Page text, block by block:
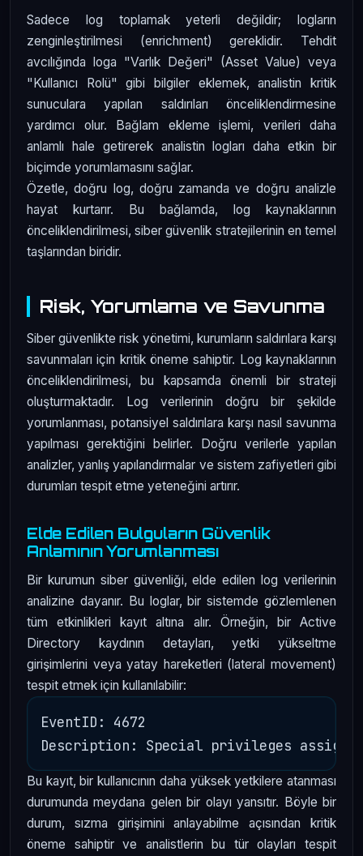
Sadece log toplamak yeterli değildir; logların
zenginleştirilmesi (enrichment) gereklidir. Tehdit
avcılığında loga "Varlık Değeri" (Asset Value) veya
"Kullanıcı Rolü" gibi bilgiler eklemek, analistin kritik
sunuculara yapılan saldırıları önceliklendirmesine
yardımcı olur. Bağlam ekleme işlemi, verileri daha
anlamlı hale getirerek analistin logları daha etkin bir
biçimde yorumlamasını sağlar.
Özetle, doğru log, doğru zamanda ve doğru analizle
hayat kurtarır. Bu bağlamda, log kaynaklarının
önceliklendirilmesi, siber güvenlik stratejilerinin en temel
taşlarından biridir.
Risk, Yorumlama ve Savunma
Siber güvenlikte risk yönetimi, kurumların saldırılara karşı
savunmaları için kritik öneme sahiptir. Log kaynaklarının
önceliklendirilmesi, bu kapsamda önemli bir strateji
oluşturmaktadır. Log verilerinin doğru bir şekilde
yorumlanması, potansiyel saldırılara karşı nasıl savunma
yapılması gerektiğini belirler. Doğru verilerle yapılan
analizler, yanlış yapılandırmalar ve sistem zafiyetleri gibi
durumları tespit etme yeteneğini artırır.
Elde Edilen Bulguların Güvenlik
Anlamının Yorumlanması
Bir kurumun siber güvenliği, elde edilen log verilerinin
analizine dayanır. Bu loglar, bir sistemde gözlemlenen
tüm etkinlikleri kayıt altına alır. Örneğin, bir Active
Directory kaydının detayları, yetki yükseltme
girişimlerini veya yatay hareketleri (lateral movement)
tespit etmek için kullanılabilir:
EventID: 4672
Bu kayıt, bir kullanıcının daha yüksek yetkilere atanması
durumunda meydana gelen bir olayı yansıtır. Böyle bir
durum, sızma girişimini anlayabilme açısından kritik
öneme sahiptir ve analistlerin bu tür olayları tespit